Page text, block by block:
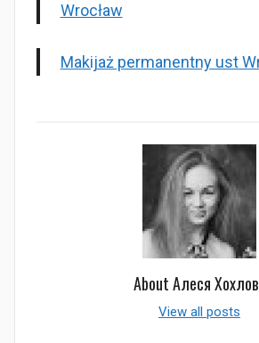
Wrocław
Makijaż permanentny ust
AboutАлеся
View all posts